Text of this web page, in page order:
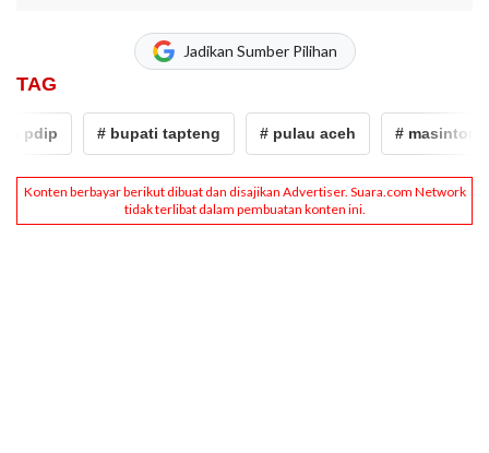
Jadikan Sumber Pilihan
TAG
# bupati tapteng # pulau aceh # masinton